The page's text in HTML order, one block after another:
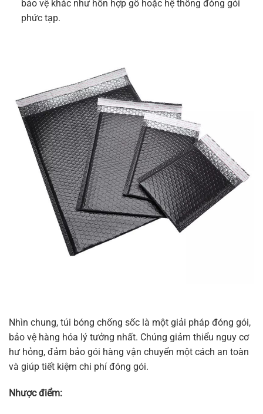
bảo vệ khác như hỗn hợp gỗ hoặc hệ thống đóng gói
phức tạp.
Nhìn chung, túi bóng chống sốc là một giải pháp đóng gói,
bảo vệ hàng hóa lý tưởng nhất. Chúng giảm thiểu nguy cơ
hư hỏng, đảm bảo gói hàng vận chuyển một cách an toàn
và giúp tiết kiệm chi phí đóng gói.
Nhược điểm: